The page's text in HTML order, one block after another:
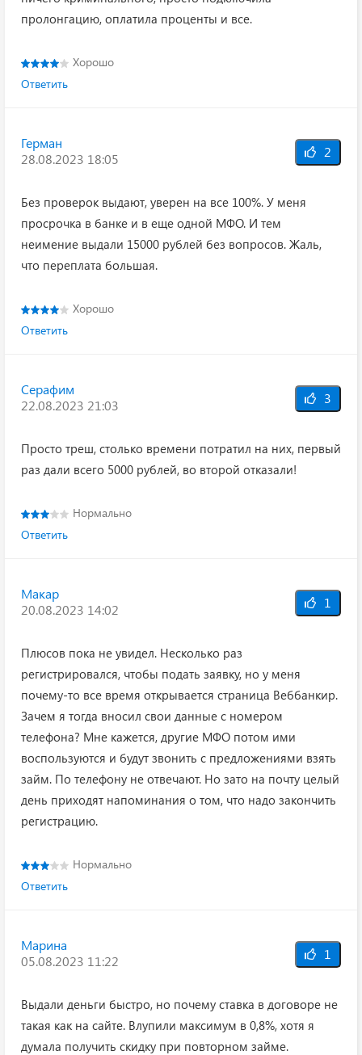
пролонгацию, оплатила проценты и все.
Хорошо
Ответить
Герман
28.08.2023 18:05
2
Без проверок выдают, уверен на все 100%. У меня
просрочка в банке и в еще одной МФО. И тем
неимение выдали 15000 рублей без вопросов. Жаль,
что переплата большая.
Хорошо
Ответить
Серафим
22.08.2023 21:03
3
Просто треш, столько времени потратил на них, первый
раз дали всего 5000 рублей, во второй отказали!
Нормально
Ответить
Макар
20.08.2023 14:02
1
Плюсов пока не увидел. Несколько раз
регистрировался, чтобы подать заявку, но у меня
почему-то все время открывается страница Веббанкир.
Зачем я тогда вносил свои данные с номером
телефона? Мне кажется, другие МФО потом ими
воспользуются и будут звонить с предложениями взять
займ. По телефону не отвечают. Но зато на почту целый
день приходят напоминания о том, что надо закончить
регистрацию.
Нормально
Ответить
Марина
05.08.2023 11:22
1
Выдали деньги быстро, но почему ставка в договоре не
такая как на сайте. Влупили максимум в 0,8%, хотя я
думала получить скидку при повторном займе.